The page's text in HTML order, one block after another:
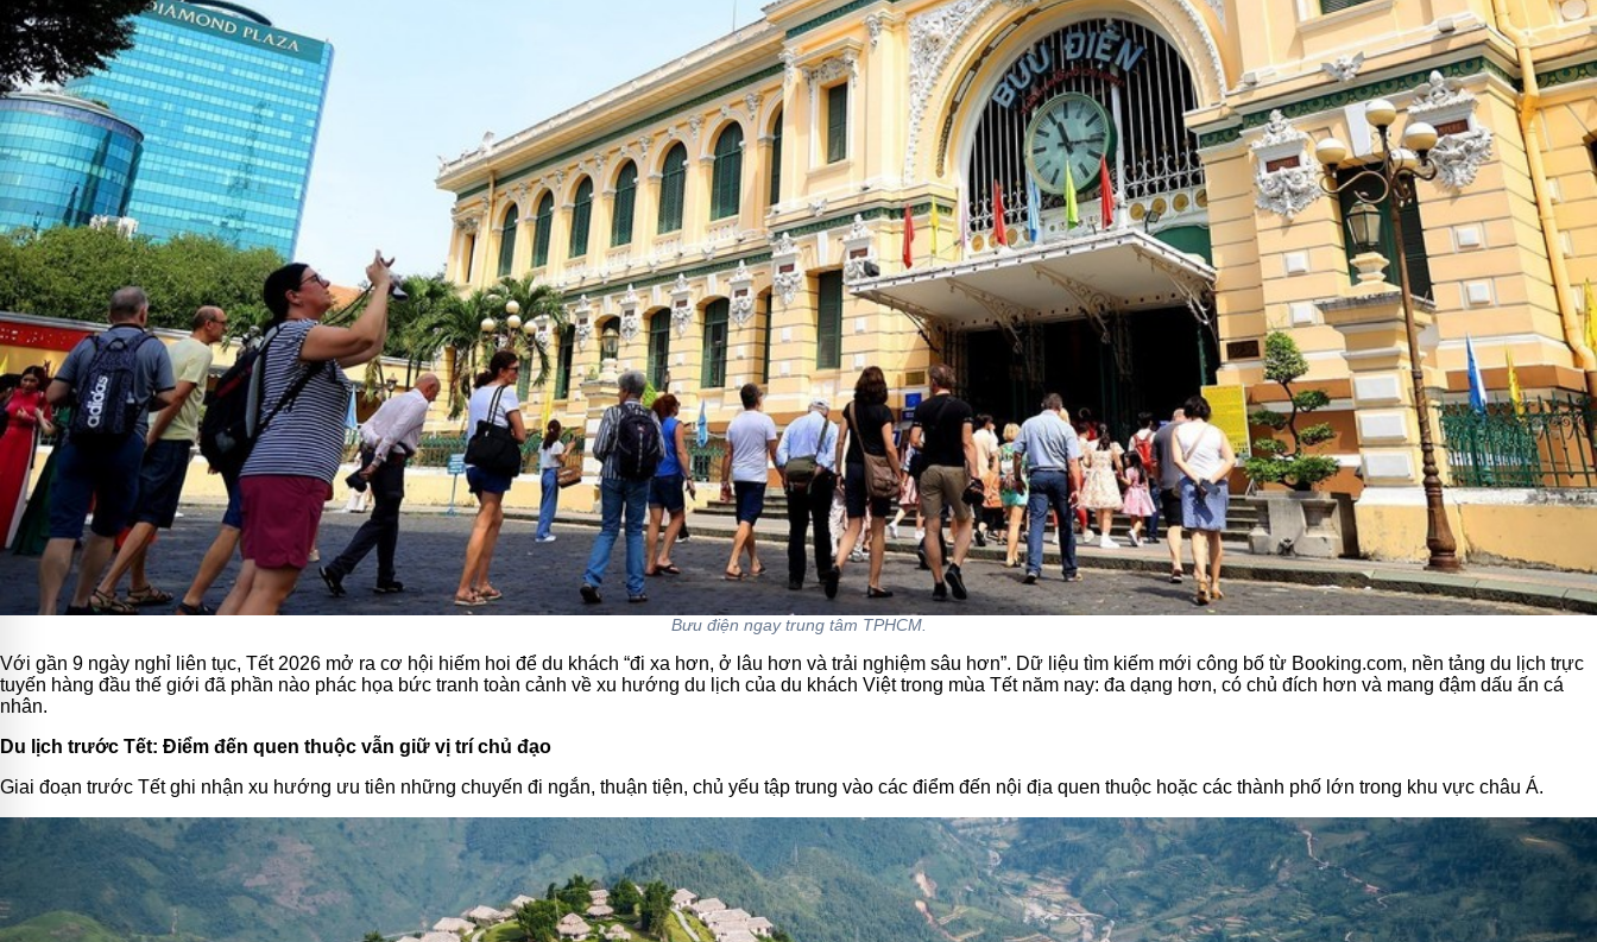
Bưu điện ngay trung tâm TPHCM.
Với gần 9 ngày nghỉ liên tục, Tết 2026 mở ra cơ hội hiếm hoi để du khách “đi xa hơn, ở lâu hơn và trải nghiệm sâu hơn”. Dữ liệu tìm kiếm mới công bố từ Booking.com, nền tảng du lịch trực
tuyến hàng đầu thế giới đã phần nào phác họa bức tranh toàn cảnh về xu hướng du lịch của du khách Việt trong mùa Tết năm nay: đa dạng hơn, có chủ đích hơn và mang đậm dấu ấn cá
nhân.
Du lịch trước Tết: Điểm đến quen thuộc vẫn giữ vị trí chủ đạo
Giai đoạn trước Tết ghi nhận xu hướng ưu tiên những chuyến đi ngắn, thuận tiện, chủ yếu tập trung vào các điểm đến nội địa quen thuộc hoặc các thành phố lớn trong khu vực châu Á.